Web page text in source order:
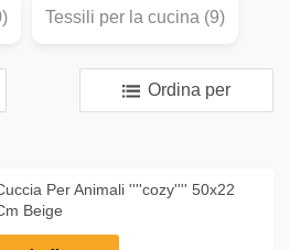
Tessili per la cucina (9)
Ordina per
Per Animali ''''cozy'''' 50x22
Beige